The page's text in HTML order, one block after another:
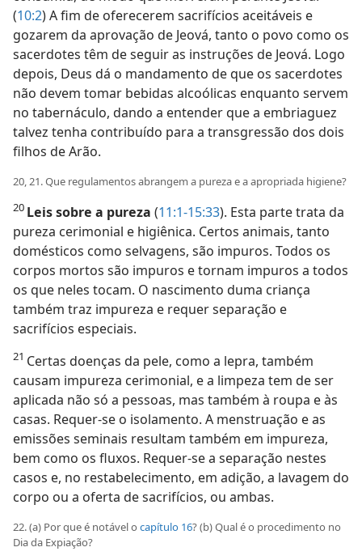
(10:2) A fim de oferecerem sacrifícios aceitáveis e
gozarem da aprovação de Jeová, tanto o povo como os
sacerdotes têm de seguir as instruções de Jeová. Logo
depois, Deus dá o mandamento de que os sacerdotes
não devem tomar bebidas alcoólicas enquanto servem
no tabernáculo, dando a entender que a embriaguez
talvez tenha contribuído para a transgressão dos dois
filhos de Arão.
20, 21. Que regulamentos abrangem a pureza e a apropriada higiene?
20 Leis sobre a pureza (11:1-15:33). Esta parte trata da
pureza cerimonial e higiênica. Certos animais, tanto
domésticos como selvagens, são impuros. Todos os
corpos mortos são impuros e tornam impuros a todos
os que neles tocam. O nascimento duma criança
também traz impureza e requer separação e
sacrifícios especiais.
21 Certas doenças da pele, como a lepra, também
causam impureza cerimonial, e a limpeza tem de ser
aplicada não só a pessoas, mas também à roupa e às
casas. Requer-se o isolamento. A menstruação e as
emissões seminais resultam também em impureza,
bem como os fluxos. Requer-se a separação nestes
casos e, no restabelecimento, em adição, a lavagem do
corpo ou a oferta de sacrifícios, ou ambas.
22. (a) Por que é notável o capítulo 16? (b) Qual é o procedimento no
Dia da Expiação?